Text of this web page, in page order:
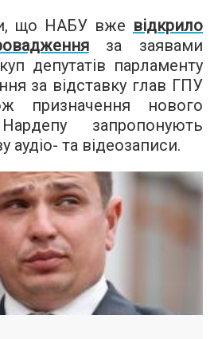
що НАБУ вже відкрило
за заявами
депутатів парламенту
за відставку глав ГПУ
призначення нового
запропонують
аудіо- та відеозаписи.